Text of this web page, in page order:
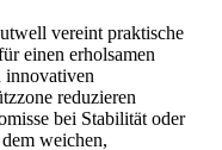
vereint praktische
einen erholsamen
innovativen
reduzieren
bei Stabilität oder
weichen,